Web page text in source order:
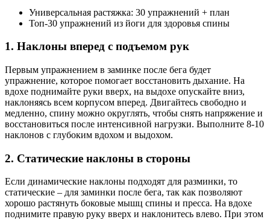
Универсальная растяжка: 30 упражнений + план
Топ-30 упражнений из йоги для здоровья спины
1. Наклоны вперед с подъемом рук
Первым упражнением в заминке после бега будет
упражнение, которое помогает восстановить дыхание. На
вдохе поднимайте руки вверх, на выдохе опускайте вниз,
наклоняясь всем корпусом вперед. Двигайтесь свободно и
медленно, спину можно округлять, чтобы снять напряжение и
восстановиться после интенсивной нагрузки. Выполните 8-10
наклонов с глубоким вдохом и выдохом.
2. Статические наклоны в стороны
Если динамические наклоны подходят для разминки, то
статические – для заминки после бега, так как позволяют
хорошо растянуть боковые мышц спины и пресса. На вдохе
поднимите правую руку вверх и наклонитесь влево. При этом